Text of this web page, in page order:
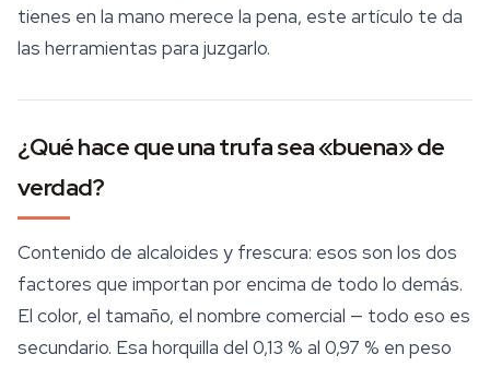
tienes en la mano merece la pena, este artículo te da
las herramientas para juzgarlo.
¿Qué hace que una trufa sea «buena» de
verdad?
Contenido de alcaloides y frescura: esos son los dos
factores que importan por encima de todo lo demás.
El color, el tamaño, el nombre comercial — todo eso es
secundario. Esa horquilla del 0,13 % al 0,97 % en peso